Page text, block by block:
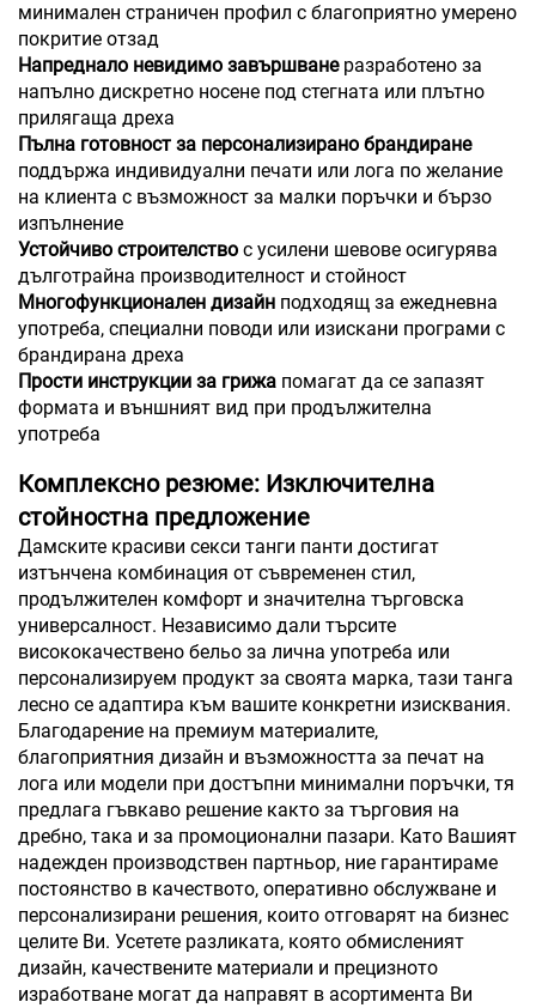
минимален страничен профил с благоприятно умерено
покритие отзад
Напреднало невидимо завършване разработено за
напълно дискретно носене под стегната или плътно
прилягаща дреха
Пълна готовност за персонализирано брандиране
поддържа индивидуални печати или лога по желание
на клиента с възможност за малки поръчки и бързо
изпълнение
Устойчиво строителство с усилени шевове осигурява
дълготрайна производителност и стойност
Многофункционален дизайн подходящ за ежедневна
употреба, специални поводи или изискани програми с
брандирана дреха
Прости инструкции за грижа помагат да се запазят
формата и външният вид при продължителна
употреба
Комплексно резюме: Изключителна
стойностна предложение
Дамските красиви секси танги панти достигат
изтънчена комбинация от съвременен стил,
продължителен комфорт и значителна търговска
универсалност. Независимо дали търсите
висококачествено бельо за лична употреба или
персонализируем продукт за своята марка, тази танга
лесно се адаптира към вашите конкретни изисквания.
Благодарение на премиум материалите,
благоприятния дизайн и възможността за печат на
лога или модели при достъпни минимални поръчки, тя
предлага гъвкаво решение както за търговия на
дребно, така и за промоционални пазари. Като Вашият
надежден производствен партньор, ние гарантираме
постоянство в качеството, оперативно обслужване и
персонализирани решения, които отговарят на бизнес
целите Ви. Усетете разликата, която обмисленият
дизайн, качествените материали и прецизното
изработване могат да направят в асортимента Ви